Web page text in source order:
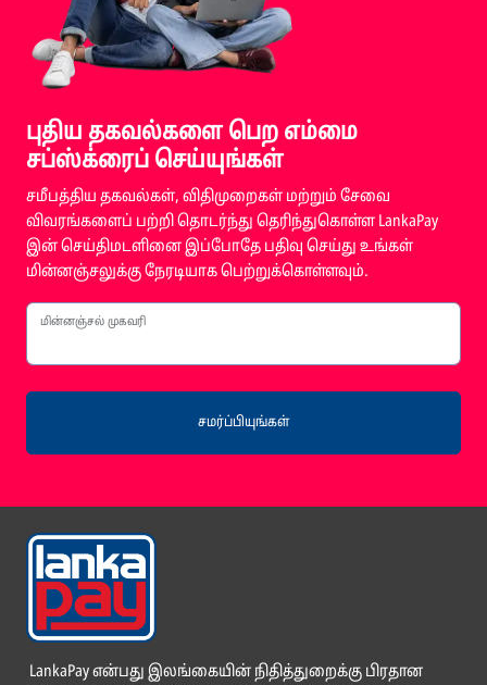
புதிய தகவல்களை பெற எம்மை
சப்ஸ்க்ரைப் செய்யுங்கள்
சமீபத்திய தகவல்கள், விதிமுறைகள் மற்றும் சேவை
விவரங்களைப் பற்றி தொடர்ந்து தெரிந்துகொள்ள LankaPay
இன் செய்திமடளினை இப்போதே பதிவு செய்து உங்கள்
மின்னஞ்சலுக்கு நேரடியாக பெற்றுக்கொள்ளவும்.
மின்னஞ்சல் முகவரி
சமர்ப்பியுங்கள்
LankaPay என்பது இலங்கையின் நிதித்துறைக்கு பிரதான